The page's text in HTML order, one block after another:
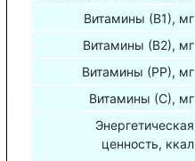
Витамины (В1), мг
Витамины (В2), мг
Витамины (РР), мг
Витамины (С), мг
Энергетическая
ценность, ккал